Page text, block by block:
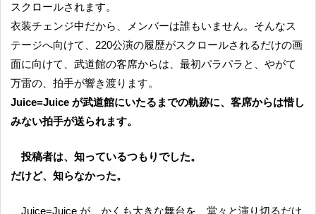
スクロールされます。
衣装チェンジ中だから、メンバーは誰もいません。そんなス
テージへ向けて、220公演の履歴がスクロールされるだけの画
面に向けて、武道館の客席からは、最初パラパラと、やがて
万雷の、拍手が響き渡ります。
Juice=Juice が武道館にいたるまでの軌跡に、客席からは惜し
みない拍手が送られます。
投稿者は、知っているつもりでした。
だけど、知らなかった。
Juice=Juice が、かくも大きな舞台を、堂々と演り切るだけ